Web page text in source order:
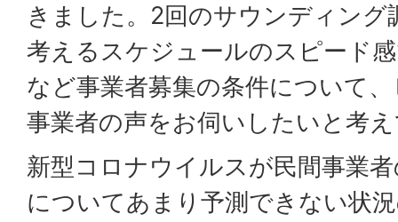
きました。2回のサウンディング
考えるスケジュールのスピード
など事業者募集の条件について
事業者の声をお伺いしたいと考
新型コロナウイルスが民間事業
についてあまり予測できない状